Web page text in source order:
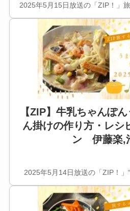
2025年5月15日放送の「ZIP！」
【ZIP】牛乳ちゃんぽ
ん掛けの作り方・レ
ン 伊藤楽,
2025年5月14日放送の「ZIP！